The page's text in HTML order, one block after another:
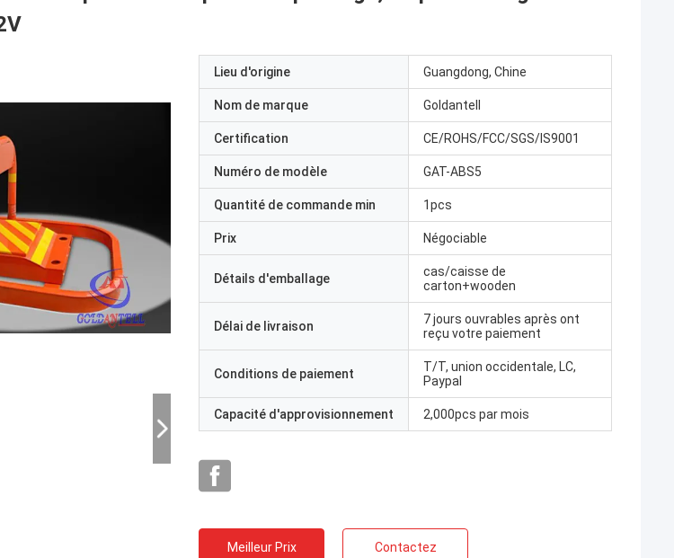
Lieu d'origine Guangdong, Chine
Nom de marque Goldantell
Certification CE/ROHS/FCC/SGS/IS9001
Numéro de modèle GAT-ABS5
Quantité de commande min 1pcs
Prix Négociable
Détails d'emballage
cas/caisse de
carton+wooden
Délai de livraison
7 jours ouvrables après ont
reçu votre paiement
Conditions de paiement
T/T, union occidentale, LC,
Paypal
Capacité d'approvisionnement 2,000pcs par mois
Meilleur Prix Contactez